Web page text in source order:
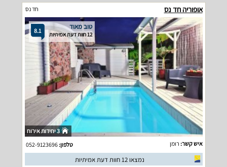
אופוריה חד נס חד נס
8.1 טוב מאוד
12 חוות דעת אמיתיות
3 יחידות אירוח
איש קשר: רומן טלפון:052-9123696
נמצאו 12 חוות דעת אמיתיות